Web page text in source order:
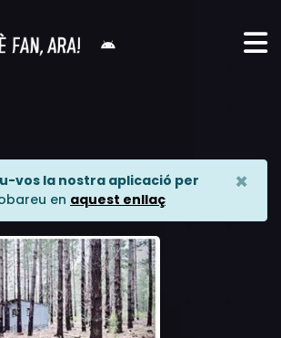
vos la nostra aplicació per
en aquest enllaç
×